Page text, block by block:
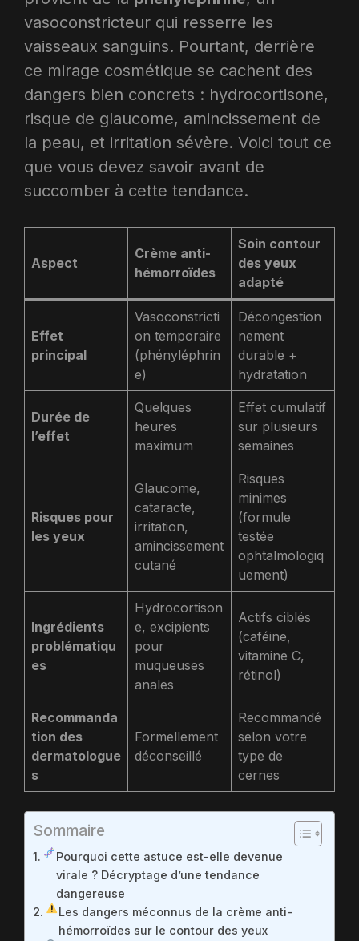
vasoconstricteur qui resserre les
vaisseaux sanguins. Pourtant, derrière
ce mirage cosmétique se cachent des
dangers bien concrets : hydrocortisone,
risque de glaucome, amincissement de
la peau, et irritation sévère. Voici tout ce
que vous devez savoir avant de
succomber à cette tendance.
Aspect
Crème anti-
hémorroïdes
Soin contour
des yeux
adapté
Effet
principal
Vasoconstricti
on temporaire
(phényléphrin
e)
Décongestion
nement
durable +
hydratation
Durée de
l’effet
Quelques
heures
maximum
Effet cumulatif
sur plusieurs
semaines
Risques pour
les yeux
Glaucome,
cataracte,
irritation,
amincissement
cutané
Risques
minimes
(formule
testée
ophtalmologiq
uement)
Ingrédients
problématiqu
es
Hydrocortison
e, excipients
pour
muqueuses
anales
Actifs ciblés
(caféine,
vitamine C,
rétinol)
Recommanda
tion des
dermatologue
s
Formellement
déconseillé
Recommandé
selon votre
type de
cernes
Sommaire
Pourquoi cette astuce est-elle devenue
virale ? Décryptage d’une tendance
dangereuse
Les dangers méconnus de la crème anti-
hémorroïdes sur le contour des yeux